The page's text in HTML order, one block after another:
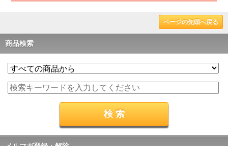
ページの先頭へ戻る
商品検索